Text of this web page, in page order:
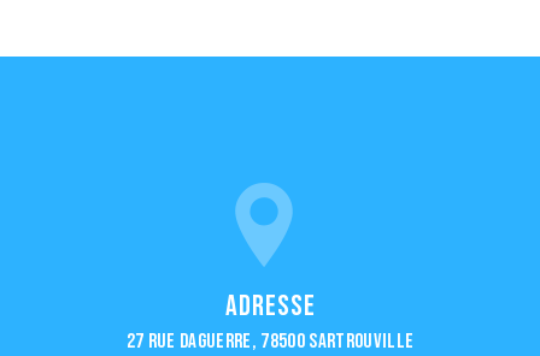
Adresse
27 Rue Daguerre, 78500 Sartrouville